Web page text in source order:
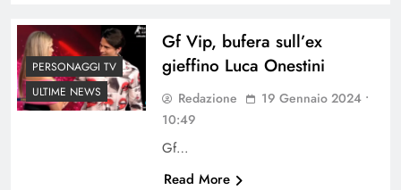
PERSONAGGI TV
ULTIME NEWS
Gf Vip, bufera sull’ex
gieffino Luca Onestini
Redazione
19 Gennaio 2024 •
10:49
Gf…
Read More